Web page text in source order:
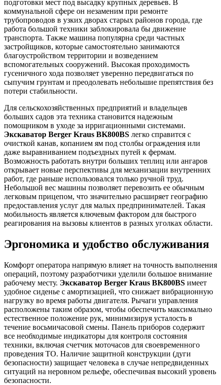
подготовки мест под высадку крупных деревьев. В
коммунальной сфере он незаменим при ремонте
трубопроводов в узких дворах старых районов города, где
работа большой техники заблокировала бы движение
транспорта. Также машина популярна среди частных
застройщиков, которые самостоятельно занимаются
благоустройством территории и возведением
вспомогательных сооружений. Высокая проходимость
гусеничного хода позволяет уверенно передвигаться по
сыпучим грунтам и преодолевать небольшие препятствия без
потери стабильности.
Для сельскохозяйственных предприятий и владельцев
больших садов эта техника становится надежным
помощником в уходе за ирригационными системами.
Экскаватор Berger Kraus BK800BS легко справится с
очисткой канав, копанием ям под столбы ограждения или
даже выравниванием подъездных путей к фермам.
Возможность работать внутри больших теплиц или ангаров
открывает новые перспективы для механизации внутренних
работ, где раньше использовался только ручной труд.
Небольшой вес машины позволяет перевозить ее обычным
легковым прицепом, что значительно расширяет географию
предоставления услуг для малых предпринимателей. Такая
мобильность является ключевым фактором для быстрого
реагирования на вызовы клиентов в разных уголках области.
Эргономика и удобство обслуживания
Комфорт оператора напрямую влияет на точность выполнения
операций, поэтому разработчики уделили большое внимание
рабочему месту. Экскаватор Berger Kraus BK800BS имеет
удобное сиденье с амортизацией, что снижает вибрационную
нагрузку во время работы двигателя. Рычаги управления
расположены таким образом, чтобы обеспечить максимально
естественное положение рук, минимизируя усталость в
течение восьмичасовой смены. Панель приборов содержит
все необходимые индикаторы для контроля состояния
техники, включая счетчик моточасов для своевременного
проведения ТО. Наличие защитной конструкции (дуги
безопасности) защищает человека в случае непредвиденных
ситуаций на неровном рельефе, обеспечивая высокий уровень
безопасности.